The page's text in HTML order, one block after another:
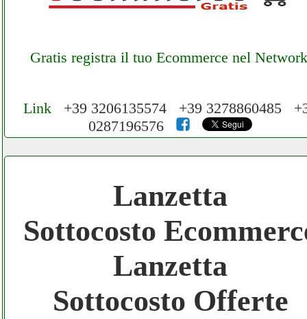
Gratis registra il tuo Ecommerce nel Network
Cerchiamo Collaboratori per Lavoro nel
Network 3.000 € Mese
Gratis registra il tuo Ecommerce nel
Network
Gratis registra il tuo Sito di Annunci nel
Network
Link +39 3206135574 +39 3278860485
0287196576
Lanzetta
Sottocosto
Lanzetta
Sottocosto Offerte